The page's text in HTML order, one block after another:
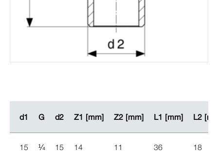
d1 G d2 Z1 [mm] Z2 [mm] L1 [mm] L2
d1 G d2 Z1 [mm] Z2 [mm] L1 [mm] L2
15 ¼ 15 14 11 36 18